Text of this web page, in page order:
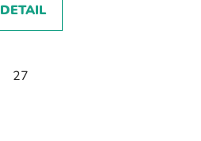
DETAIL
27